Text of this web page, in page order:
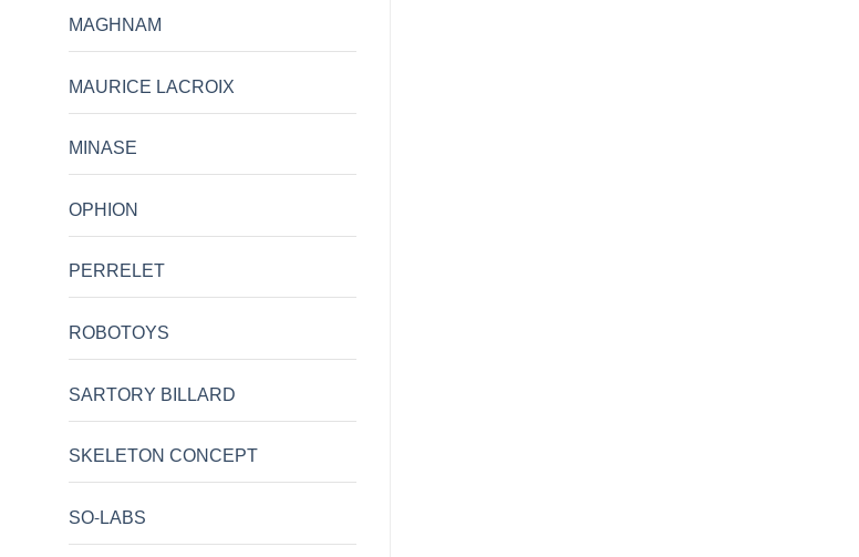
MAGHNAM
MAURICE LACROIX
MINASE
OPHION
PERRELET
ROBOTOYS
SARTORY BILLARD
SKELETON CONCEPT
SO-LABS